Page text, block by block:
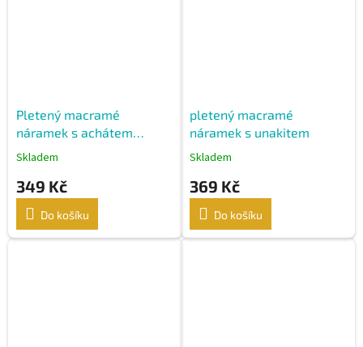
Pletený macramé
náramek s achátem
žlutým
Skladem
349 Kč
Do košíku
pletený macramé
náramek s unakitem
Skladem
369 Kč
Do košíku